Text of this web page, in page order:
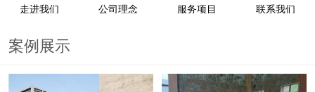
走进我们 公司理念 服务项目 联系我们
案例展示